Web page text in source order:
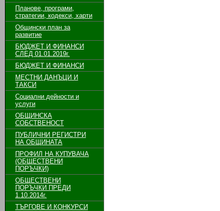
Планове, програми,
стратегии, кодекси, харти
Общински план за
развитие
БЮДЖЕТ И ФИНАНСИ
СЛЕД 01.01.2019г.
БЮДЖЕТ И ФИНАНСИ
МЕСТНИ ДАНЪЦИ И
ТАКСИ
Социални дейности и
услуги
ОБЩИНСКА
СОБСТВЕНОСТ
ПУБЛИЧНИ РЕГИСТРИ
НА ОБЩИНАТА
ПРОФИЛ НА КУПУВАЧА
(ОБЩЕСТВЕНИ
ПОРЪЧКИ)
ОБЩЕСТВЕНИ
ПОРЪЧКИ ПРЕДИ
1.10.2014г.
ТЪРГОВЕ И КОНКУРСИ